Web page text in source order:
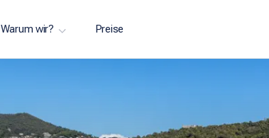
Warum wir? Preise